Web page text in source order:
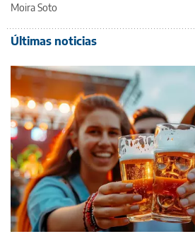
Moira Soto
Últimas noticias